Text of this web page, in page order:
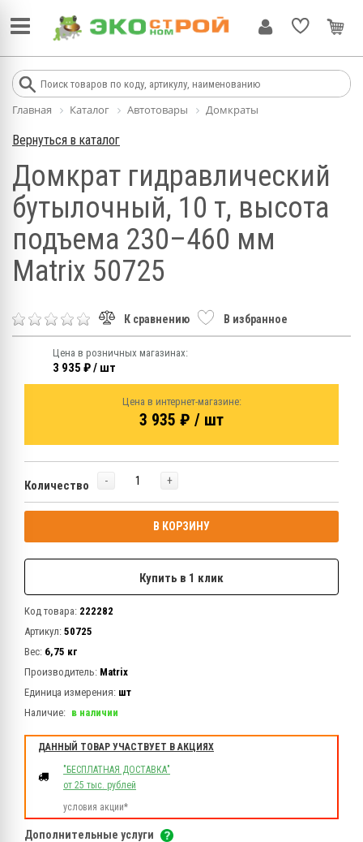
Главная Каталог Автотовары Домкраты
Вернуться в каталог
Домкрат гидравлический
бутылочный, 10 т, высота
подъема 230–460 мм
Matrix 50725
К сравнению В избранное
Цена в розничных магазинах:
3 935 ₽ / шт
Цена в интернет-магазине:
3 935 ₽ / шт
Количество - +
В КОРЗИНУ
Купить в 1 клик
Код товара: 222282
Артикул: 50725
Вес: 6,75 кг
Производитель: Matrix
Единица измерения: шт
Наличие: в наличии
ДАННЫЙ ТОВАР УЧАСТВУЕТ В АКЦИЯХ
"БЕСПЛАТНАЯ ДОСТАВКА"
от 25 тыс. рублей
условия акции*
Дополнительные услуги